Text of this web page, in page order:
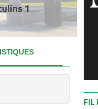
1
FIL